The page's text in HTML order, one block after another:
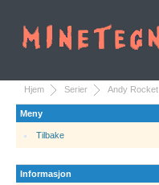
Hjem Serier Andy Rocket
Meny
Tilbake
Informasjon